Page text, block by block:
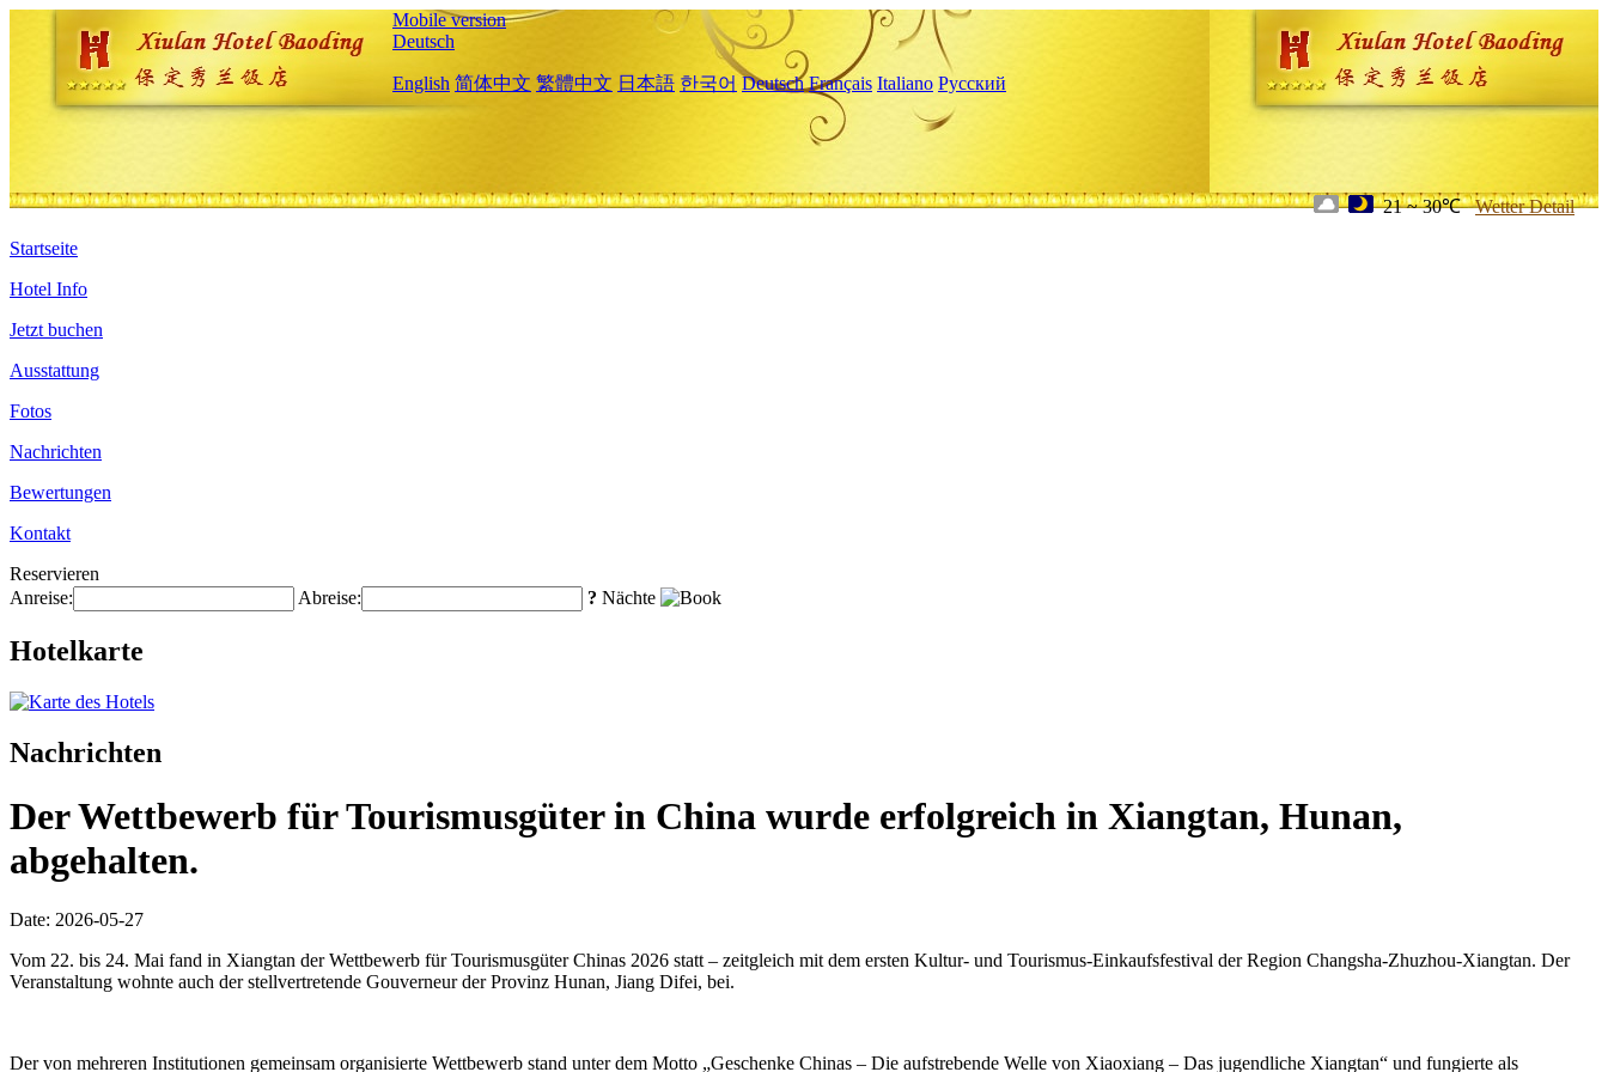
Mobile version
Deutsch
English 简体中文 繁體中文 日本語 한국어 Deutsch Français Italiano Русский
21 ~ 30℃ Wetter Detail
Startseite
Hotel Info
Jetzt buchen
Ausstattung
Fotos
Nachrichten
Bewertungen
Kontakt
Reservieren
Anreise:
Abreise: ? Nächte
Hotelkarte
Nachrichten
Der Wettbewerb für Tourismusgüter in China wurde erfolgreich in Xiangtan, Hunan,
abgehalten.
Date: 2026-05-27
Vom 22. bis 24. Mai fand in Xiangtan der Wettbewerb für Tourismusgüter Chinas 2026 statt – zeitgleich mit dem ersten Kultur- und Tourismus-Einkaufsfestival der Region Changsha-Zhuzhou-Xiangtan. Der
Veranstaltung wohnte auch der stellvertretende Gouverneur der Provinz Hunan, Jiang Difei, bei.
Der von mehreren Institutionen gemeinsam organisierte Wettbewerb stand unter dem Motto „Geschenke Chinas – Die aufstrebende Welle von Xiaoxiang – Das jugendliche Xiangtan“ und fungierte als